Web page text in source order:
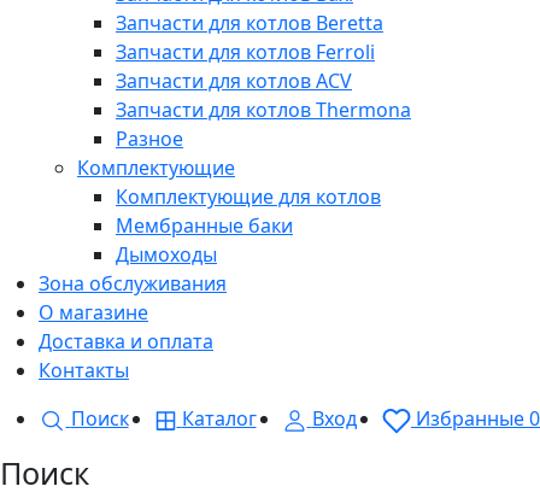
Запчасти для котлов Beretta
Запчасти для котлов Ferroli
Запчасти для котлов ACV
Запчасти для котлов Thermona
Разное
Комплектующие
Комплектующие для котлов
Мембранные баки
Дымоходы
Зона обслуживания
О магазине
Доставка и оплата
Контакты
Поиск
Каталог Вход Избранные0
Поиск